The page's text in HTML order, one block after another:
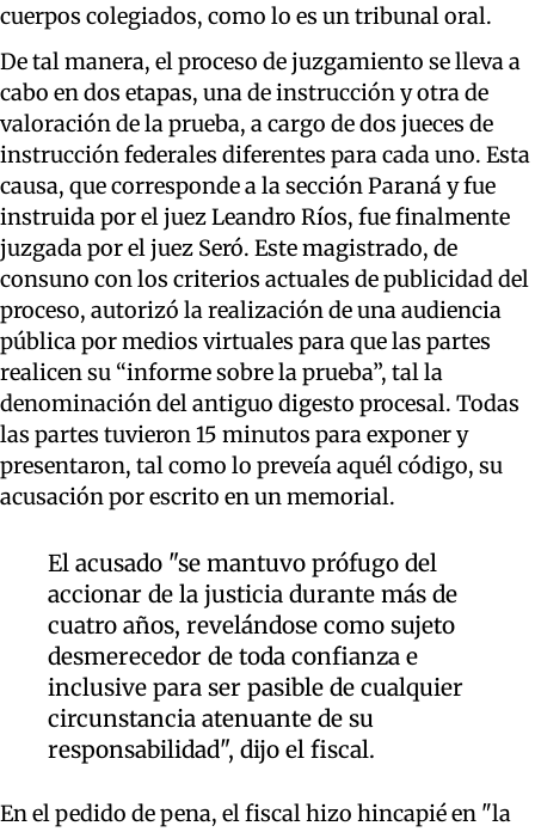
cuerpos colegiados, como lo es un tribunal oral.
De tal manera, el proceso de juzgamiento se lleva a
cabo en dos etapas, una de instrucción y otra de
valoración de la prueba, a cargo de dos jueces de
instrucción federales diferentes para cada uno. Esta
causa, que corresponde a la sección Paraná y fue
instruida por el juez Leandro Ríos, fue finalmente
juzgada por el juez Seró. Este magistrado, de
consuno con los criterios actuales de publicidad del
proceso, autorizó la realización de una audiencia
pública por medios virtuales para que las partes
realicen su “informe sobre la prueba”, tal la
denominación del antiguo digesto procesal. Todas
las partes tuvieron 15 minutos para exponer y
presentaron, tal como lo preveía aquél código, su
acusación por escrito en un memorial.
El acusado "se mantuvo prófugo del
accionar de la justicia durante más de
cuatro años, revelándose como sujeto
desmerecedor de toda confianza e
inclusive para ser pasible de cualquier
circunstancia atenuante de su
responsabilidad", dijo el fiscal.
En el pedido de pena, el fiscal hizo hincapié en "la